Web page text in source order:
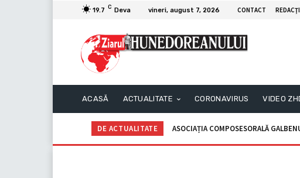
19.7 C Deva vineri, august 7, 2026 CONTACT
ACASĂ ACTUALITATE CORONAVIRUS VIDEO
DE ACTUALITATE ASOCIAȚIA COMPOSESORALĂ
C.I.I. GOGOAŞĂ Adrian – Anunţ